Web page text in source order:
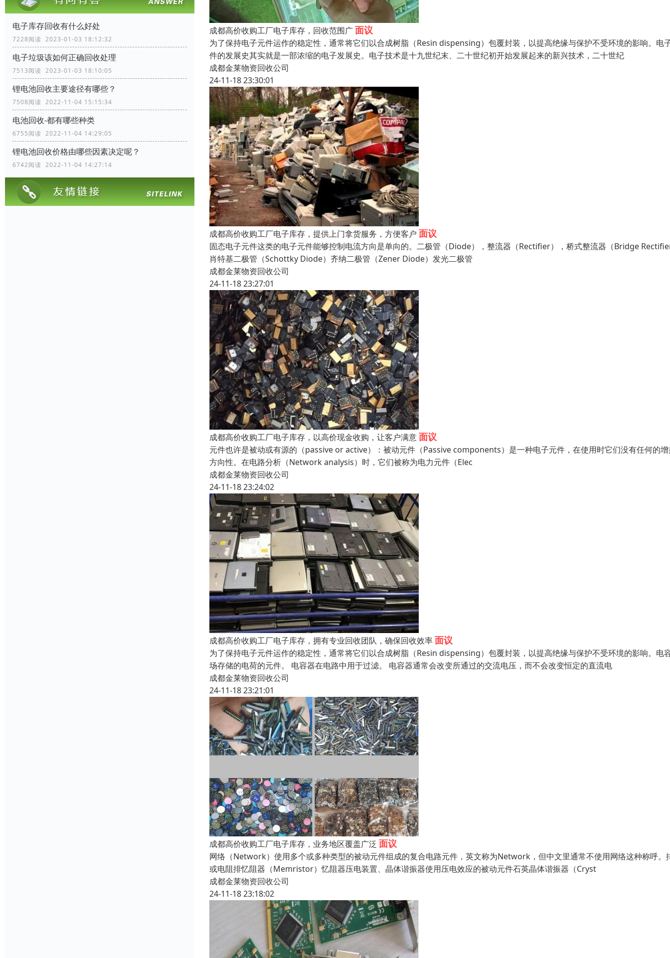
电子库存回收有什么好处
7228阅读 2023-01-03 18:12:32
电子垃圾该如何正确回收处理
7513阅读 2023-01-03 18:10:05
锂电池回收主要途径有哪些？
7508阅读 2022-11-04 15:15:34
电池回收-都有哪些种类
6755阅读 2022-11-04 14:29:05
锂电池回收价格由哪些因素决定呢？
6742阅读 2022-11-04 14:27:14
成都高价收购工厂电子库存，回收范围广面议
为了保持电子元件运作的稳定性，通常将它们以合成树脂（Resin dispensing）包覆封装，以提高绝缘与保护不受环境的影响。电
件的发展史其实就是一部浓缩的电子发展史。电子技术是十九世纪末、二十世纪初开始发展起来的新兴技术，二十世纪
成都金莱物资回收公司
24-11-18 23:30:01
成都高价收购工厂电子库存，提供上门拿货服务，方便客户 面议
固态电子元件这类的电子元件能够控制电流方向是单向的。二极管（Diode），整流器（Rectifier），桥式整流器（Bridge
肖特基二极管（Schottky Diode）齐纳二极管（Zener Diode）发光二极管
成都金莱物资回收公司
24-11-18 23:27:01
成都高价收购工厂电子库存，以高价现金收购，让客户满意面议
元件也许是被动或有源的（passive or active）：被动元件（Passive components）是一种电子元件，在使用时它们没有任何的
方向性。在电路分析（Network analysis）时，它们被称为电力元件（Elec
成都金莱物资回收公司
24-11-18 23:24:02
成都高价收购工厂电子库存，拥有专业回收团队，确保回收效率面议
为了保持电子元件运作的稳定性，通常将它们以合成树脂（Resin dispensing）包覆封装，以提高绝缘与保护不受环境的影响。电
场存储的电荷的元件。 电容器在电路中用于过滤。 电容器通常会改变所通过的交流电压，而不会改变恒定的直流电
成都金莱物资回收公司
24-11-18 23:21:01
成都高价收购工厂电子库存，业务地区覆盖广泛 面议
网络（Network）使用多个或多种类型的被动元件组成的复合电路元件，英文称为Network，但中文里通常不使用网络这种称呼。
或电阻排忆阻器（Memristor）忆阻器压电装置、晶体谐振器使用压电效应的被动元件石英晶体谐振器（Cryst
成都金莱物资回收公司
24-11-18 23:18:02